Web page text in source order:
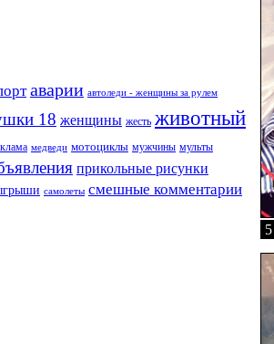
аварии автоледи - женщины за рулем
18 женщины жесть животный
медведи мотоциклы мужчины мульты
прикольные рисунки
самолеты смешные комментарии
5